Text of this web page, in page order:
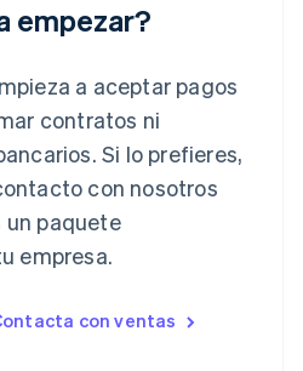
empezar?
a aceptar pagos
contratos ni
Si lo prefieres,
con nosotros
un paquete
empresa.
con ventas